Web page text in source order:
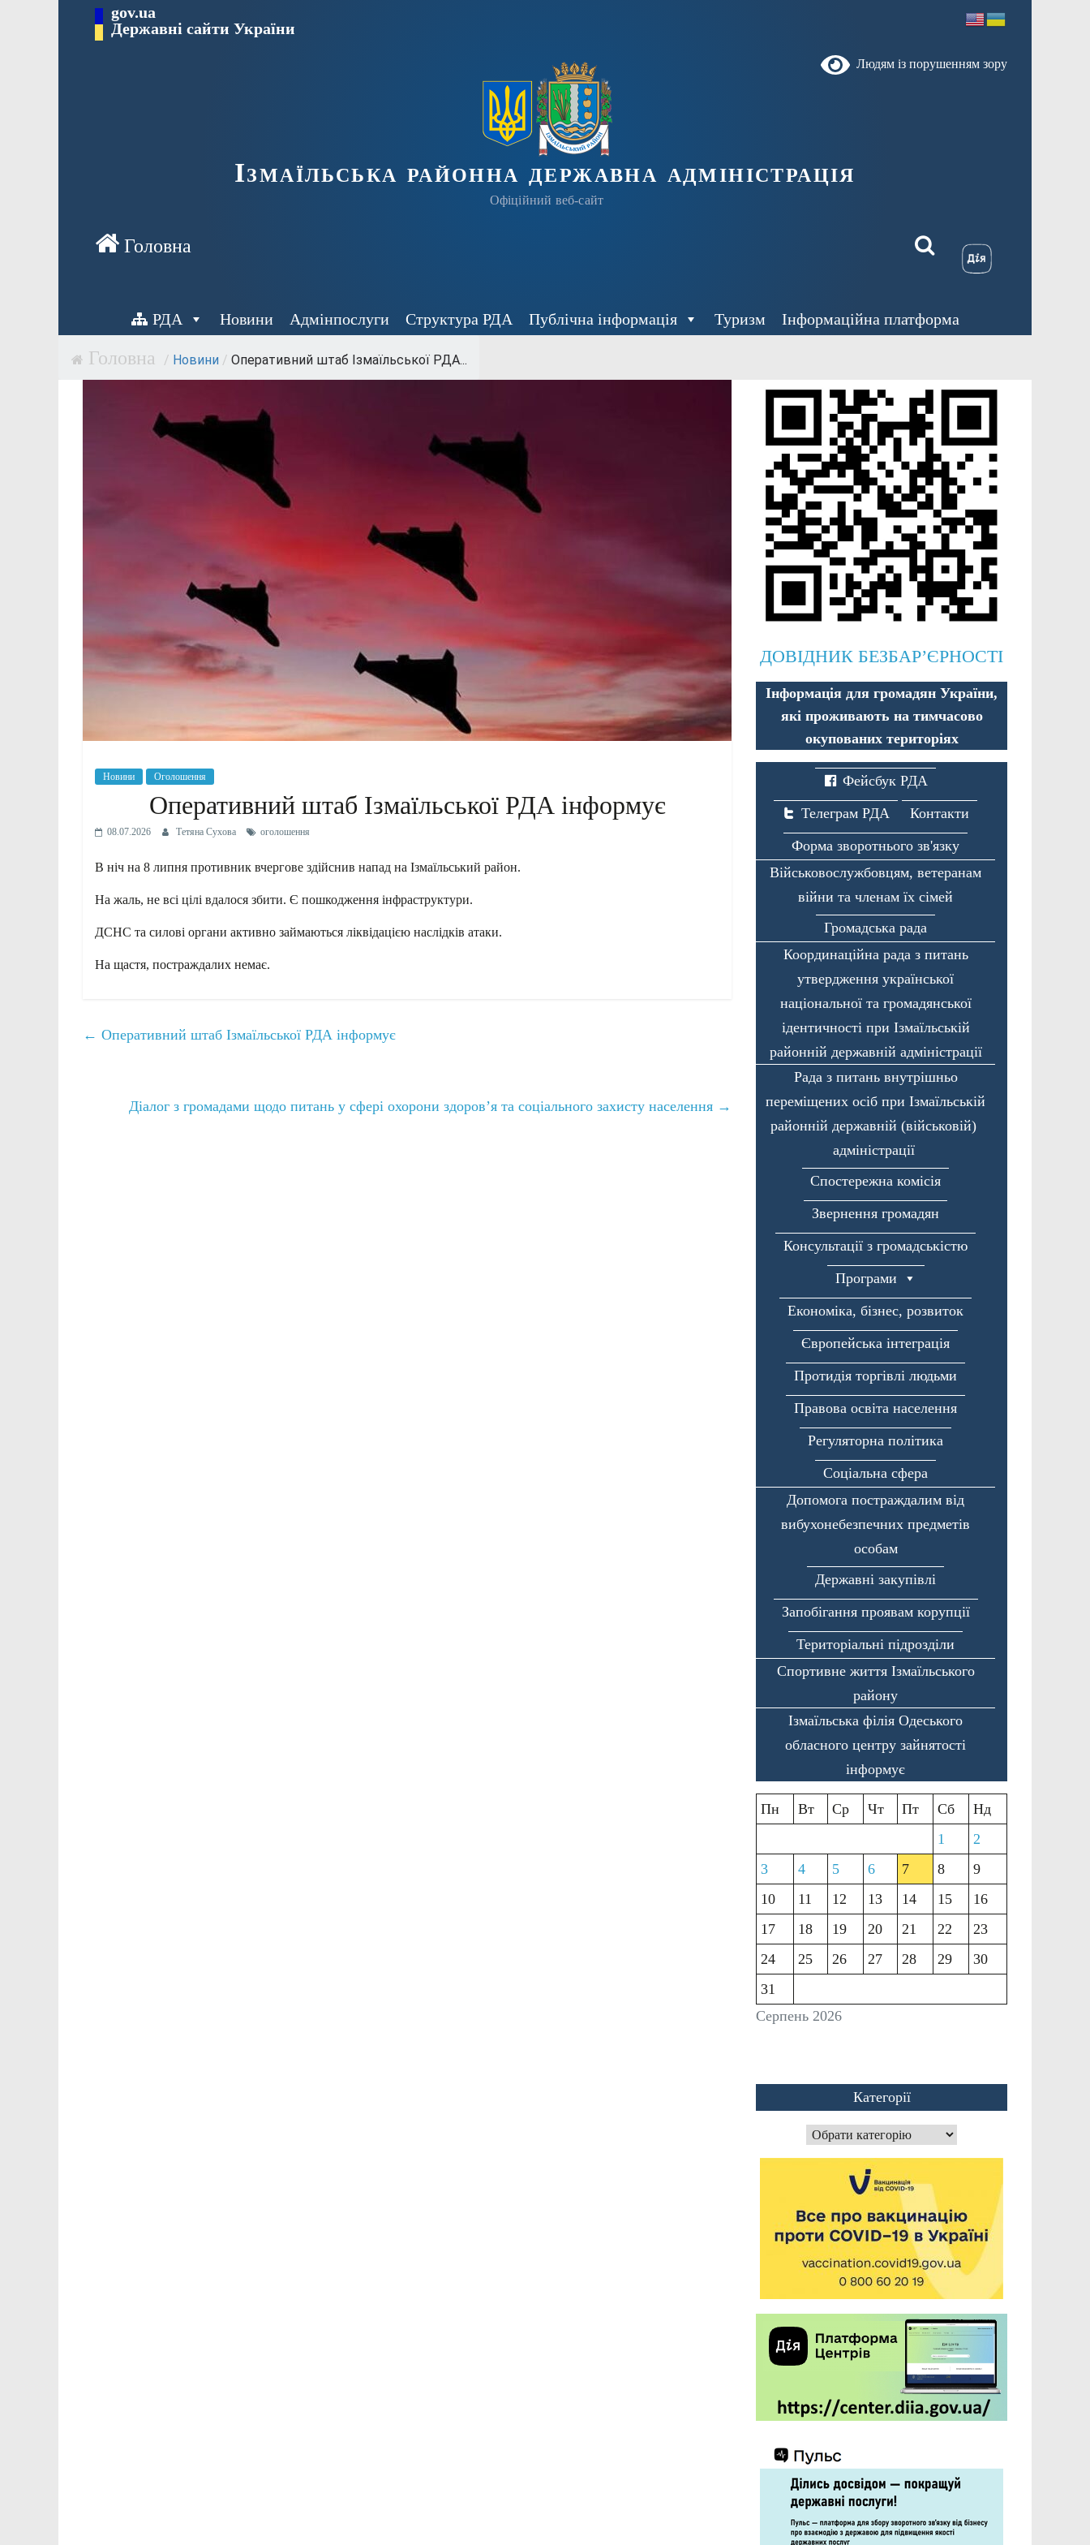
gov.ua
Державні сайти України
Людям із порушенням зору
Ізмаїльська районна державна адміністрація
Офіційний веб-сайт
РДА Новини Адмінпослуги Структура РДА Публічна інформація Туризм Інформаційна платформа
/ Новини / Оперативний штаб Ізмаїльської РДА...
Новини Оголошення
Оперативний штаб Ізмаїльської РДА інформує
08.07.2026 Тетяна Сухова оголошення
В ніч на 8 липня противник вчергове здійснив напад на Ізмаїльський район.
На жаль, не всі цілі вдалося збити. Є пошкодження інфраструктури.
ДСНС та силові органи активно займаються ліквідацією наслідків атаки.
На щастя, постраждалих немає.
← Оперативний штаб Ізмаїльської РДА інформує
Діалог з громадами щодо питань у сфері охорони здоров’я та соціального захисту населення →
ДОВІДНИК БЕЗБАР’ЄРНОСТІ
Інформація для громадян України,
які проживають на тимчасово
окупованих територіях
Фейсбук РДА
Телеграм РДА
Контакти
Форма зворотнього зв'язку
Військовослужбовцям, ветеранам
війни та членам їх сімей
Громадська рада
Координаційна рада з питань
утвердження української
національної та громадянської
ідентичності при Ізмаїльській
районній державній адміністрації
Рада з питань внутрішньо
переміщених осіб при Ізмаїльській
районній державній (військовій)
адміністрації
Спостережна комісія
Звернення громадян
Консультації з громадськістю
Програми
Економіка, бізнес, розвиток
Європейська інтеграція
Протидія торгівлі людьми
Правова освіта населення
Регуляторна політика
Соціальна сфера
Допомога постраждалим від
вибухонебезпечних предметів
особам
Державні закупівлі
Запобігання проявам корупції
Територіальні підрозділи
Спортивне життя Ізмаїльського
району
Ізмаїльська філія Одеського
обласного центру зайнятості
інформує
Серпень 2026
Пн Вт Ср Чт Пт Сб
Нд
1
2
3
4 5 6 7 8
9
10
11 12 13 14 15
16
17
18 19 20 21 22
23
24
25 26 27 28 29
30
31
Категорії
Категорії